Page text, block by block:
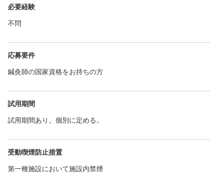
必要経験
不問
応募要件
鍼灸師の国家資格をお持ちの方
試用期間
試用期間あり。個別に定める。
受動喫煙防止措置
第一種施設において施設内禁煙